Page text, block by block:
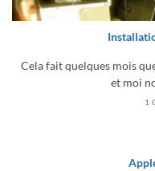
Cela fait quelques mois
et moi
1